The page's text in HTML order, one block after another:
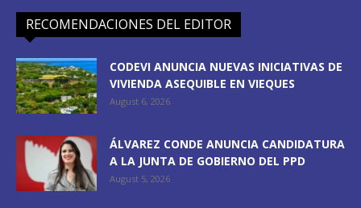
RECOMENDACIONES DEL EDITOR
CODEVI ANUNCIA NUEVAS INICIATIVAS DE
VIVIENDA ASEQUIBLE EN VIEQUES
August 6, 2026
ÁLVAREZ CONDE ANUNCIA CANDIDATURA
A LA JUNTA DE GOBIERNO DEL PPD
August 5, 2026